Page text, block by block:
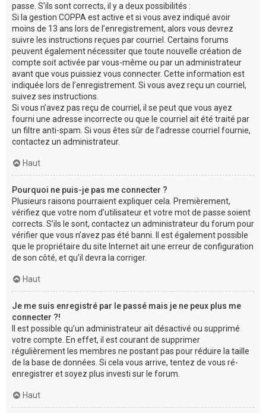
passe. S’ils sont corrects, il y a deux possibilités :
Si la gestion COPPA est active et si vous avez indiqué avoir
moins de 13 ans lors de l’enregistrement, alors vous devrez
suivre les instructions reçues par courriel. Certains forums
peuvent également nécessiter que toute nouvelle création de
compte soit activée par vous-même ou par un administrateur
avant que vous puissiez vous connecter. Cette information est
indiquée lors de l’enregistrement. Si vous avez reçu un courriel,
suivez ses instructions.
Si vous n’avez pas reçu de courriel, il se peut que vous ayez
fourni une adresse incorrecte ou que le courriel ait été traité par
un filtre anti-spam. Si vous êtes sûr de l’adresse courriel fournie,
contactez un administrateur.
Haut
Pourquoi ne puis-je pas me connecter ?
Plusieurs raisons pourraient expliquer cela. Premièrement,
vérifiez que votre nom d’utilisateur et votre mot de passe soient
corrects. S’ils le sont, contactez un administrateur du forum pour
vérifier que vous n’avez pas été banni. Il est également possible
que le propriétaire du site Internet ait une erreur de configuration
de son côté, et qu’il devra la corriger.
Haut
Je me suis enregistré par le passé mais je ne peux plus me
connecter ?!
Il est possible qu’un administrateur ait désactivé ou supprimé
votre compte. En effet, il est courant de supprimer
régulièrement les membres ne postant pas pour réduire la taille
de la base de données. Si cela vous arrive, tentez de vous ré-
enregistrer et soyez plus investi sur le forum.
Haut